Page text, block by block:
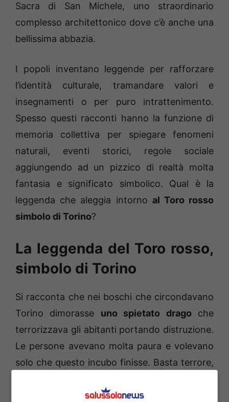
Sacra di San Michele, uno straordinario
complesso architettonico dove c’è anche una
bellissima abbazia.
I popoli inventano leggende per rafforzare
l’identità culturale, tramandare valori e
insegnamenti o per puro intrattenimento.
Spesso questi racconti hanno la funzione di
memoria collettiva per spiegare fenomeni
naturali, eventi storici, regole sociale
aggiungendo ad un pizzico di realtà molta
fantasia e significato simbolico. Qual è la
leggenda che aleggia intorno al Toro rosso
simbolo di Torino?
La leggenda del Toro rosso,
simbolo di Torino
Si racconta che nei boschi che circondavano
Torino dimorasse uno spietato dragoche
terrorizzava gli abitanti portando distruzione.
Le persone avevano molta paura e volevano
solo che questo incubo finisse. Basta terrore,
Cercarono in tutti i modi di realizzare questo